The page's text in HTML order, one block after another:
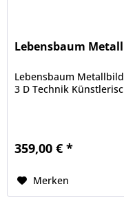
Lebensbaum Metall
Lebensbaum
3 D Technik
359,00 € *
Merken